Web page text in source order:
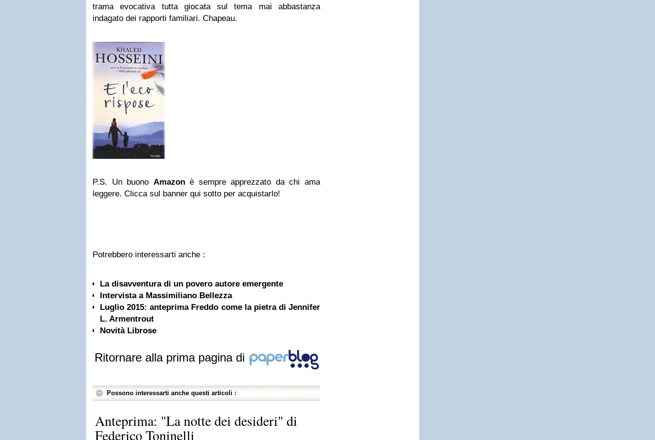
trama evocativa tutta giocata sul tema mai abbastanza
indagato dei rapporti familiari. Chapeau.
P.S. Un buono Amazonè sempre apprezzato da chi ama
leggere. Clicca sul banner qui sotto per acquistarlo!
Potrebbero interessarti anche :
La disavventura di un povero autore emergente
Intervista a Massimiliano Bellezza
Luglio 2015: anteprima Freddo come la pietra di Jennifer
L. Armentrout
Novità Librose
Ritornare alla prima pagina di
Possono interessarti anche questi articoli :
Anteprima: "La notte dei desideri" di
Federico Toninelli